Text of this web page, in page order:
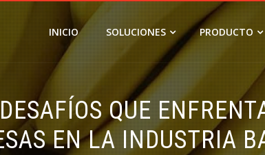
INICIO SOLUCIONES PRODUCTO
QUE
EN LA INDUSTRIA